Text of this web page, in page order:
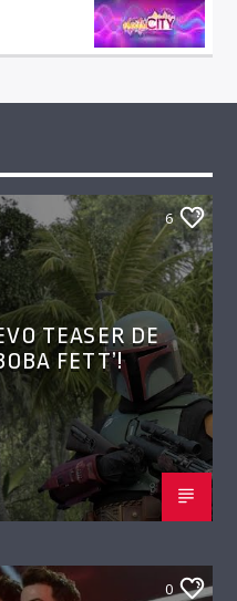
6
TEASER DE
FETT’!
0